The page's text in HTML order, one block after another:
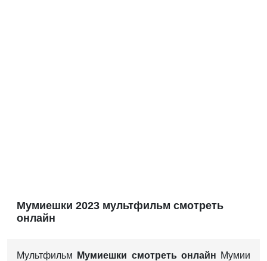
Мумиешки 2023 мультфильм смотреть
онлайн
Мультфильм Мумиешки смотреть онлайн Мумии